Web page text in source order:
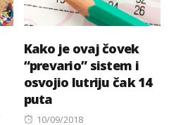
Kako je ovaj čovek
“prevario” sistem i
osvojio lutriju čak 14
puta
Posted
10/09/2018